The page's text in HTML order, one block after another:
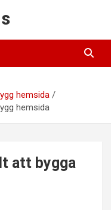
hemsida
hemsida
att bygga